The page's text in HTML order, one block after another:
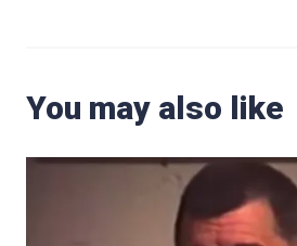
You may also like